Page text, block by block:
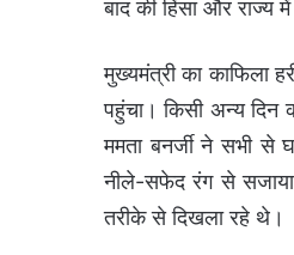
बाद की हिंसा और राज्य
मुख्यमंत्री का काफिला
पहुंचा। किसी अन्य दिन
ममता बनर्जी ने सभी
नीले-सफेद रंग से सजाया
तरीके से दिखला रहे थे।